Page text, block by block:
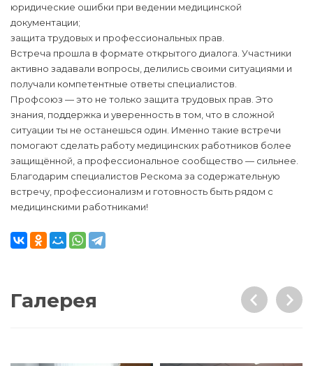
юридические ошибки при ведении медицинской
документации;
защита трудовых и профессиональных прав.
Встреча прошла в формате открытого диалога. Участники
активно задавали вопросы, делились своими ситуациями и
получали компетентные ответы специалистов.
Профсоюз — это не только защита трудовых прав. Это
знания, поддержка и уверенность в том, что в сложной
ситуации ты не останешься один. Именно такие встречи
помогают сделать работу медицинских работников более
защищённой, а профессиональное сообщество — сильнее.
Благодарим специалистов Рескома за содержательную
встречу, профессионализм и готовность быть рядом с
медицинскими работниками!
Галерея